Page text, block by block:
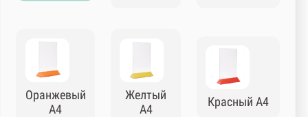
Оранжевый
А4
Желтый
А4
Красный А4